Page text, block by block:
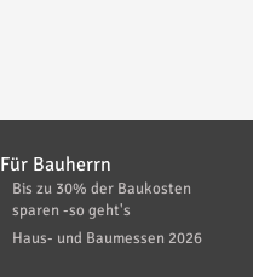
Für Bauherrn
Bis zu 30% der Baukosten
sparen -so geht's
Haus- und Baumessen 2026